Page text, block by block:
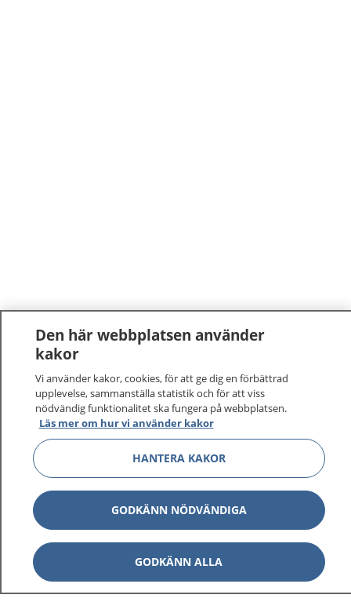
1177–tryggt om din hälsa och vård
På 1177.se får du råd om hälsa och information om
sjukdomar och vilka mottagningar du kan kontakta.
Logga in för att läsa din journal och göra dina
vårdärenden. Ring telefonnummer 1177 för
sjukvårdsrådgivning dygnet runt.
1177 ger dig råd när du vill må bättre.
Den här webbplatsen använder
kakor
Vi använder kakor, cookies, för att ge dig en förbättrad
upplevelse, sammanställa statistik och för att viss
nödvändig funktionalitet ska fungera på webbplatsen.
Läs mer om hur vi använder kakor
HANTERA KAKOR
GODKÄNN NÖDVÄNDIGA
GODKÄNN ALLA